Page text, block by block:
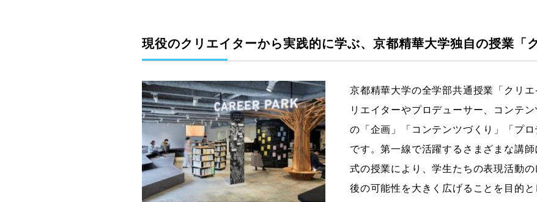
現役のクリエイターから実践的に学ぶ、京都精華大学独自の授業「
京都精華大学の全学部共通授業「クリ
リエイターやプロデューサー、コンテ
の「企画」「コンテンツづくり」「プ
です。第一線で活躍するさまざまな講
式の授業により、学生たちの表現活動
後の可能性を大きく広げることを目的と